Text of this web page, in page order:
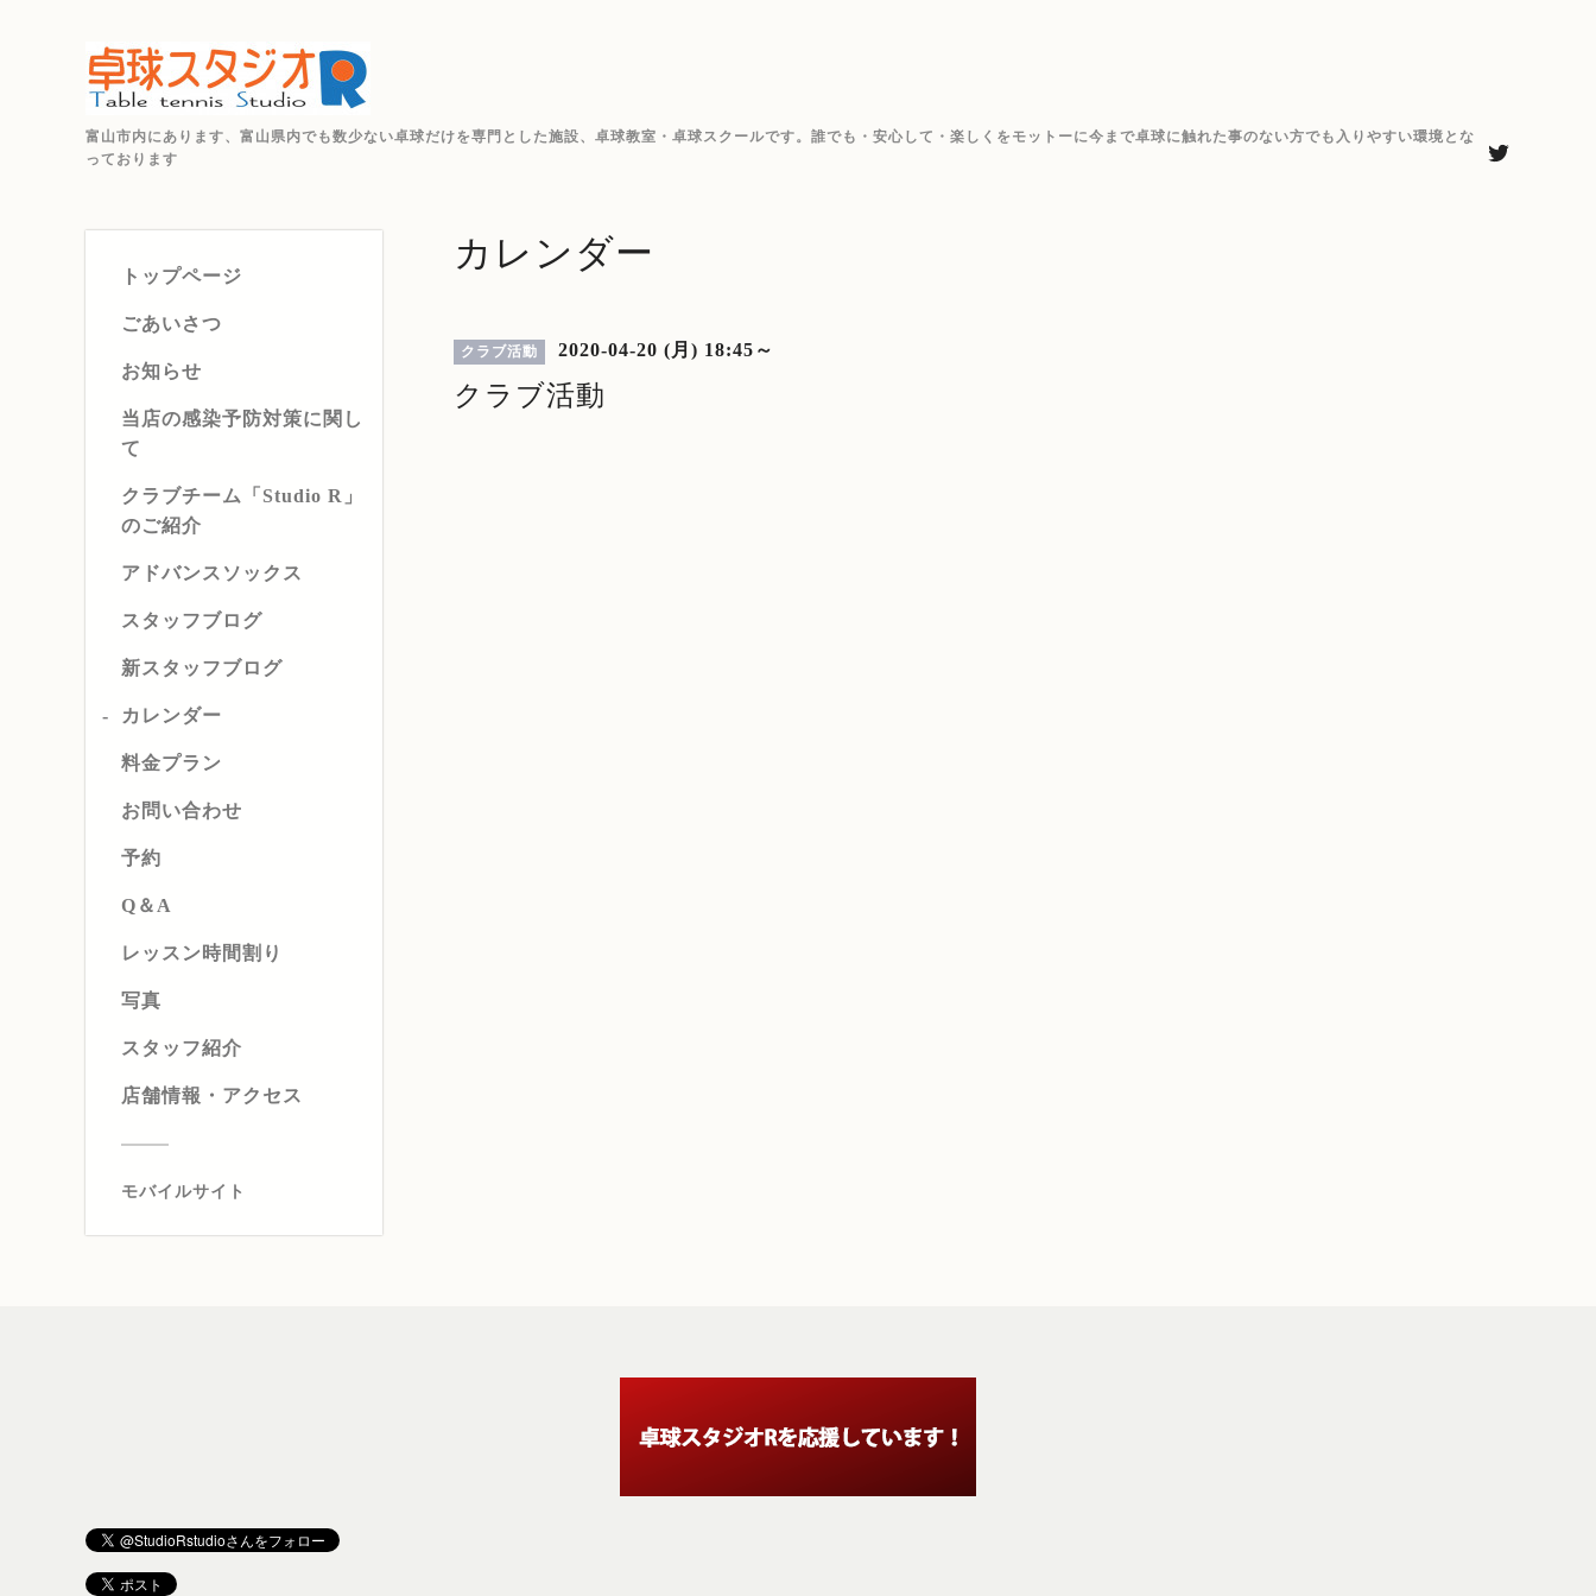
富山市内にあります、富山県内でも数少ない卓球だけを専門とした施設、卓球教室・卓球スクールです。誰でも・安心して・楽しくをモットーに今まで卓球に触れた事のない方でも入りやすい環境とな
っております
トップページ
ごあいさつ
お知らせ
当店の感染予防対策に関し
て
クラブチーム「Studio R」
のご紹介
アドバンスソックス
スタッフブログ
新スタッフブログ
カレンダー
料金プラン
お問い合わせ
予約
Q＆A
レッスン時間割り
写真
スタッフ紹介
店舗情報・アクセス
モバイルサイト
カレンダー
クラブ活動 2020-04-20 (月) 18:45～
クラブ活動